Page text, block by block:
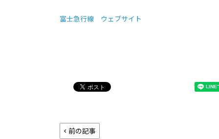
富士急行線 ウェブサイト
前の記事